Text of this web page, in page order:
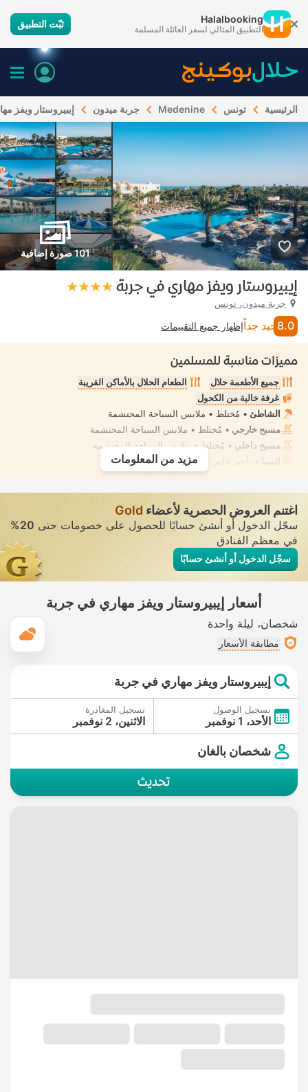
Halalbooking
التطبيق المثالي لسفر العائلة المسلمة ثبّت التطبيق
الرئيسية تونس Medenine جربة ميدون إيبيروستار ويفز
101 صورة إضافية
إيبيروستار ويفز مهاري في جربة
جربة ميدون، تونس
8.0 جيد جداًإظهار جميع التقييمات
مميزات مناسبة للمسلمين
جميع الأطعمة حلال
الطعام الحلال بالأماكن القريبة
غرفة خالية من الكحول
الشاطئ • مُختلط • ملابس السباحة المحتشمة
مسبح خارجي • مُختلط • ملابس السباحة المحتشمة
مسبح داخلي • مُختلط • ملابس السباحة المحتشمة
السبا
• تأجير خاص • معزول تمامًا
لا يتوفر شطاف في حمام الغرفة
مزيد من المعلومات
اغتنم العروض الحصرية لأعضاء Gold
سجّل الدخول أو أنشئ حسابًا للحصول على خصومات حتى20%
في معظم الفنادق
سجّل الدخول أو أنشئ حسابًا
أسعار إيبيروستار ويفز مهاري في جربة
شخصان ليلة واحدة
مطابقة الأسعار
إيبيروستار ويفز مهاري في جربة
تسجيل الوصول
الأحد، 1 نوفمبر
تسجيل المغادرة
الاثنين، 2 نوفمبر
شخصان بالغان
تحديث